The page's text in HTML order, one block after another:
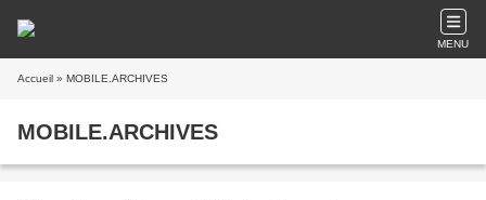
MENU
Accueil » MOBILE.ARCHIVES
MOBILE.ARCHIVES